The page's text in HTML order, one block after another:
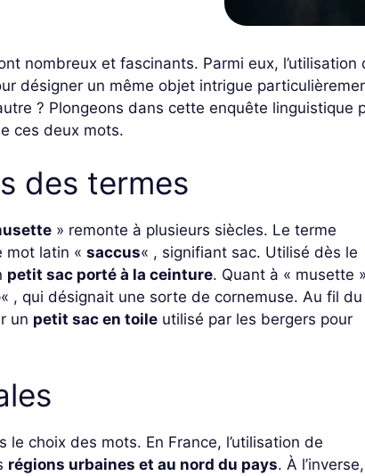
nombreux et fascinants. Parmi eux, l’utilisation
désigner un même objet intrigue
? Plongeons dans cette enquête linguistique
ces deux mots.
des termes
» remonte à plusieurs siècles. Le terme
mot latin « saccus« , signifiant sac. Utilisé dès le
petit sac porté à la ceinture. Quant à « musette
« , qui désignait une sorte de cornemuse. Au fil du
un petit sac en toile utilisé par les bergers pour
choix des mots. En France, l’utilisation de
régions urbaines et au nord du pays. À l’inverse,